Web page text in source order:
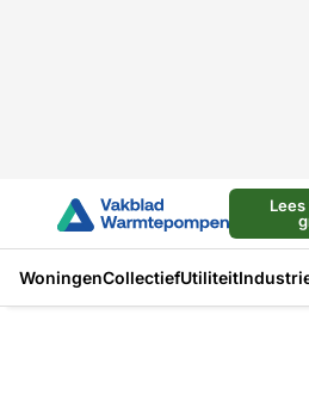
Lees
WoningenCollectiefUtiliteit